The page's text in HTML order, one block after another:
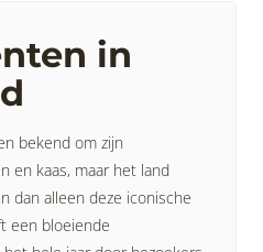
in
bekend om zijn
en kaas, maar het land
dan alleen deze iconische
een bloeiende